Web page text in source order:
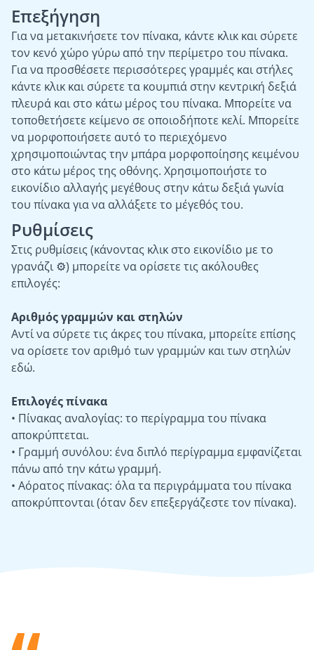
Επεξήγηση
Για να μετακινήσετε τον πίνακα, κάντε κλικ και σύρετε
τον κενό χώρο γύρω από την περίμετρο του πίνακα.
Για να προσθέσετε περισσότερες γραμμές και στήλες
κάντε κλικ και σύρετε τα κουμπιά στην κεντρική δεξιά
πλευρά και στο κάτω μέρος του πίνακα. Μπορείτε να
τοποθετήσετε κείμενο σε οποιοδήποτε κελί. Μπορείτε
να μορφοποιήσετε αυτό το περιεχόμενο
χρησιμοποιώντας την μπάρα μορφοποίησης κειμένου
στο κάτω μέρος της οθόνης. Χρησιμοποιήστε το
εικονίδιο αλλαγής μεγέθους στην κάτω δεξιά γωνία
του πίνακα για να αλλάξετε το μέγεθός του.
Ρυθμίσεις
Στις ρυθμίσεις (κάνοντας κλικ στο εικονίδιο με το
γρανάζι ⚙) μπορείτε να ορίσετε τις ακόλουθες
επιλογές:
Αριθμός γραμμών και στηλών
Αντί να σύρετε τις άκρες του πίνακα, μπορείτε επίσης
να ορίσετε τον αριθμό των γραμμών και των στηλών
εδώ.
Επιλογές πίνακα
• Πίνακας αναλογίας: το περίγραμμα του πίνακα
αποκρύπτεται.
• Γραμμή συνόλου: ένα διπλό περίγραμμα εμφανίζεται
πάνω από την κάτω γραμμή.
• Αόρατος πίνακας: όλα τα περιγράμματα του πίνακα
αποκρύπτονται (όταν δεν επεξεργάζεστε τον πίνακα).